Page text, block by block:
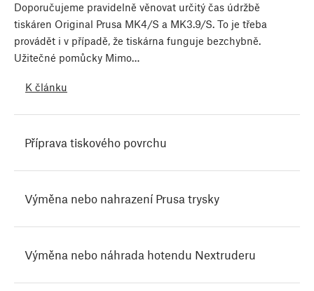
Doporučujeme pravidelně věnovat určitý čas údržbě
tiskáren Original Prusa MK4/S a MK3.9/S. To je třeba
provádět i v případě, že tiskárna funguje bezchybně.
Užitečné pomůcky Mimo…
K článku
Příprava tiskového povrchu
Výměna nebo nahrazení Prusa trysky
Výměna nebo náhrada hotendu Nextruderu